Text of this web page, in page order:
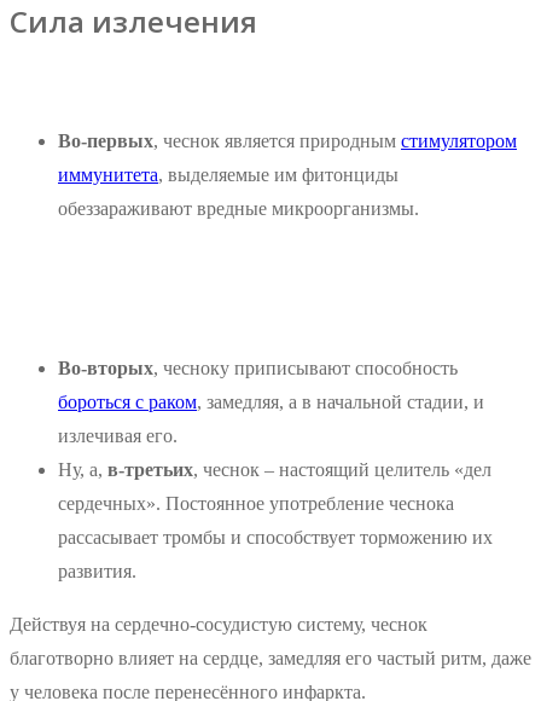
Сила излечения
Во-первых, чеснок является природным стимулятором
иммунитета, выделяемые им фитонциды
обеззараживают вредные микроорганизмы.
Во-вторых, чесноку приписывают способность
бороться с раком, замедляя, а в начальной стадии, и
излечивая его.
Ну, а, в-третьих, чеснок – настоящий целитель «дел
сердечных». Постоянное употребление чеснока
рассасывает тромбы и способствует торможению их
развития.
Действуя на сердечно-сосудистую систему, чеснок
благотворно влияет на сердце, замедляя его частый ритм, даже
у человека после перенесённого инфаркта.